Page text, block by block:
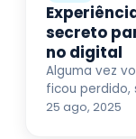
secreto
no digital
Alguma vez
ficou perdido,
25 ago, 2025